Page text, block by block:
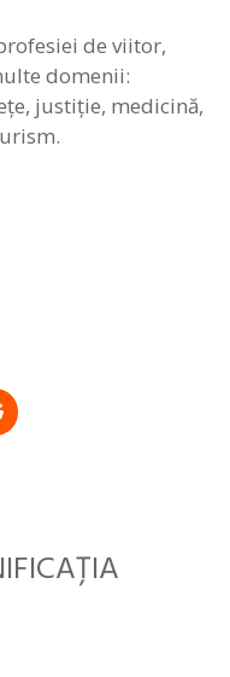
de viitor,
domenii:
justiţie, medicină,